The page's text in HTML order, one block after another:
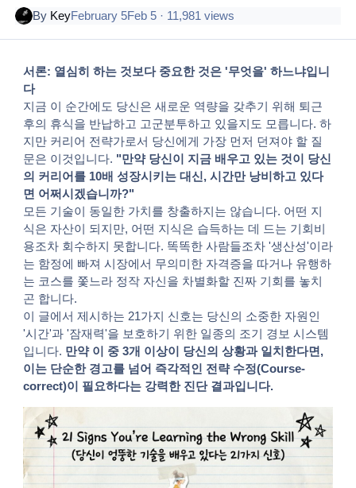
By KeyFebruary 5Feb 5· 11,981 views
서론: 열심히 하는 것보다 중요한 것은 '무엇을' 하느냐입니
다
지금 이 순간에도 당신은 새로운 역량을 갖추기 위해 퇴근
후의 휴식을 반납하고 고군분투하고 있을지도 모릅니다. 하
지만 커리어 전략가로서 당신에게 가장 먼저 던져야 할 질
문은 이것입니다. "만약 당신이 지금 배우고 있는 것이 당신
의 커리어를 10배 성장시키는 대신, 시간만 낭비하고 있다
면 어쩌시겠습니까?"
모든 기술이 동일한 가치를 창출하지는 않습니다. 어떤 지
식은 자산이 되지만, 어떤 지식은 습득하는 데 드는 기회비
용조차 회수하지 못합니다. 똑똑한 사람들조차 '생산성'이라
는 함정에 빠져 시장에서 무의미한 자격증을 따거나 유행하
는 코스를 쫓느라 정작 자신을 차별화할 진짜 기회를 놓치
곤 합니다.
이 글에서 제시하는 21가지 신호는 당신의 소중한 자원인
'시간'과 '잠재력'을 보호하기 위한 일종의 조기 경보 시스템
입니다. 만약 이 중 3개 이상이 당신의 상황과 일치한다면,
이는 단순한 경고를 넘어 즉각적인 전략 수정(Course-
correct)이 필요하다는 강력한 진단 결과입니다.